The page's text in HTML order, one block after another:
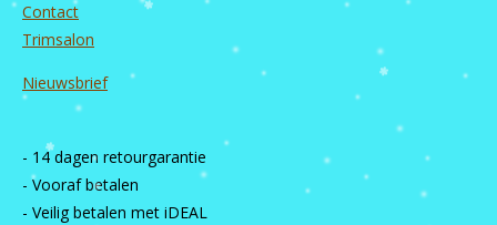
Contact
Trimsalon
Nieuwsbrief
- 14 dagen retourgarantie
- Vooraf betalen
- Veilig betalen met iDEAL